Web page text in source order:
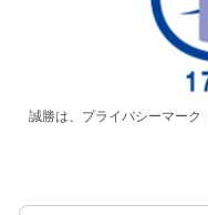
誠勝は、プライバシーマーク